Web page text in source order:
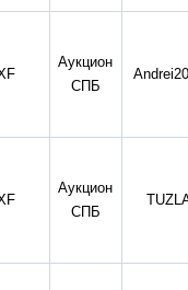
Аукцион
СПБ
Аукцион
СПБ